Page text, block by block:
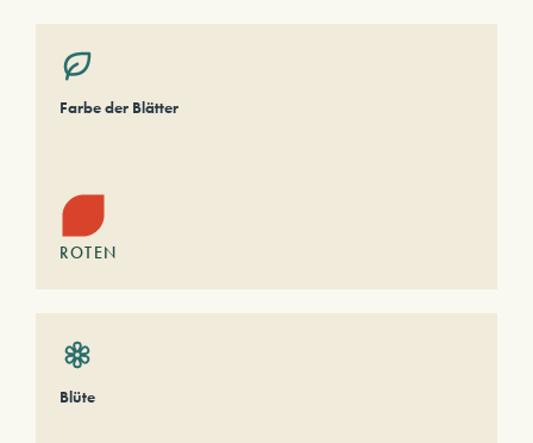
Farbe der Blätter
ROTEN
Blüte